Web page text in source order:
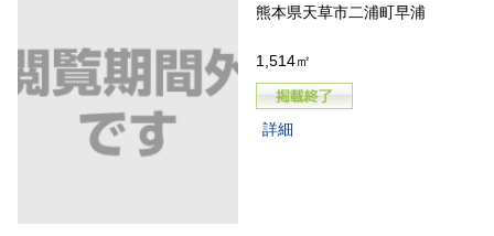
熊本県天草市二浦町早浦
1,514㎡
詳細